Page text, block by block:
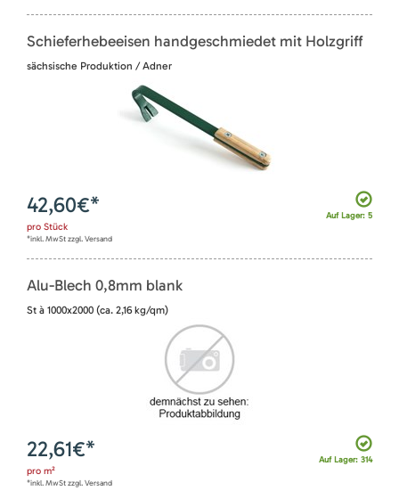
Schieferhebeeisen handgeschmiedet mit Holzgriff
sächsische Produktion / Adner
Auf Lager: 5
42,60€*
pro Stück
*inkl. MwSt zzgl. Versand
Alu-Blech 0,8mm blank
St à 1000x2000 (ca. 2,16 kg/qm)
Auf Lager: 314
22,61€*
pro m²
*inkl. MwSt zzgl. Versand